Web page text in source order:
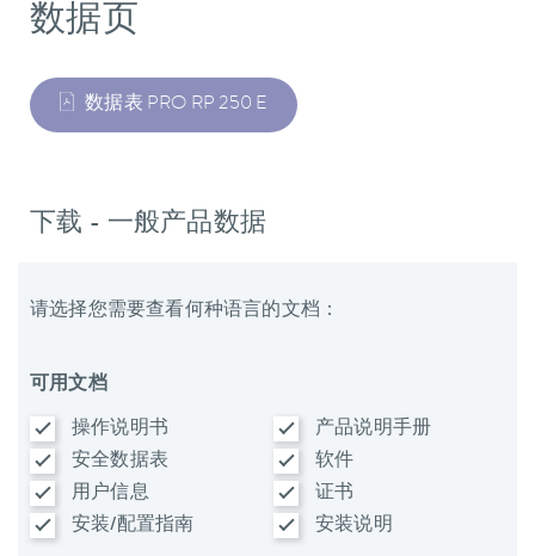
数据页
数据表 PRO RP 250 E
下载 - 一般产品数据
请选择您需要查看何种语言的文档：
可用文档
操作说明书
产品说明手册
安全数据表
软件
用户信息
证书
安装/配置指南
安装说明